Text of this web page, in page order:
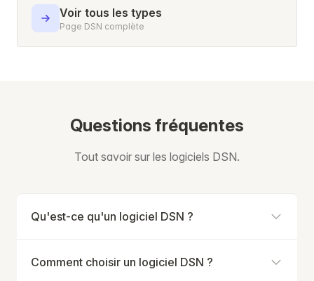
Voir tous les types
Page DSN complète
Questions fréquentes
Tout savoir sur les logiciels DSN.
Qu'est-ce qu'un logiciel DSN ?
Comment choisir un logiciel DSN ?